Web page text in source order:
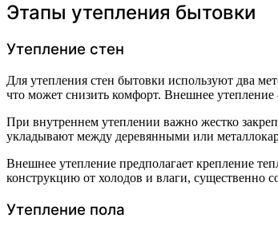
Этапы утепления бытовки
Утепление стен
Для утепления стен бытовки используют два
что может снизить комфорт. Внешнее утепление
При внутреннем утеплении важно жестко
укладывают между деревянными или
Внешнее утепление предполагает крепление
конструкцию от холодов и влаги, существенно
Утепление пола